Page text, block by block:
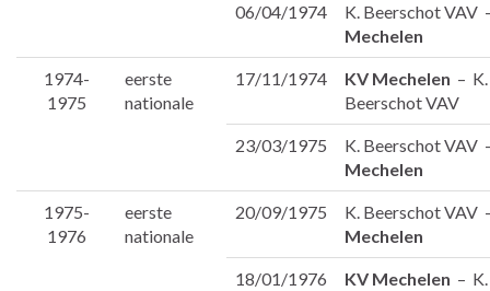
06/04/1974
K. Beerschot VAV
Mechelen
1974-
1975
eerste
nationale
17/11/1974 KV Mechelen – K.
Beerschot VAV
23/03/1975
K. Beerschot VAV
Mechelen
1975-
1976
eerste
nationale
20/09/1975
K. Beerschot VAV
Mechelen
18/01/1976 KV Mechelen – K.